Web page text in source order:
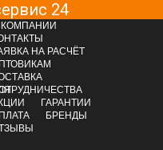
24
НА РАСЧЁТ
СОТРУДНИЧЕСТВА
ГАРАНТИИ
БРЕНДЫ
крепеж
Гвозди